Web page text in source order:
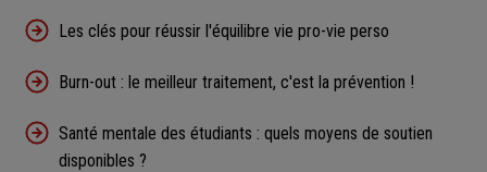
Les clés pour réussir l'équilibre vie pro-vie perso
Burn-out : le meilleur traitement, c'est la prévention !
Santé mentale des étudiants : quels moyens de soutien
disponibles ?